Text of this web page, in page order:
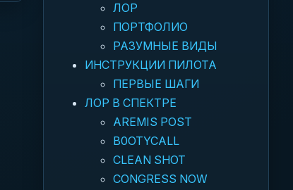
ЛОР
ПОРТФОЛИО
РАЗУМНЫЕ ВИДЫ
ИНСТРУКЦИИ ПИЛОТА
ПЕРВЫЕ ШАГИ
ЛОР В СПЕКТРЕ
AREMIS POST
B0OTYCALL
CLEAN SHOT
CONGRESS NOW